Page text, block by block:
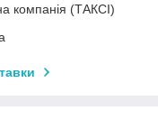
компанія (ТАКСІ)